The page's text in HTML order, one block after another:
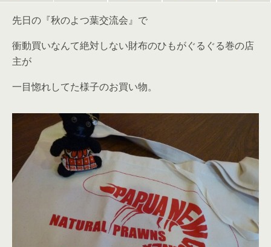
先日の『秋のよつ葉交流会』で
衝動買いなんて絶対しない財布のひもがぐるぐる巻の店
主が
一目惚れしてた様子のお買い物。